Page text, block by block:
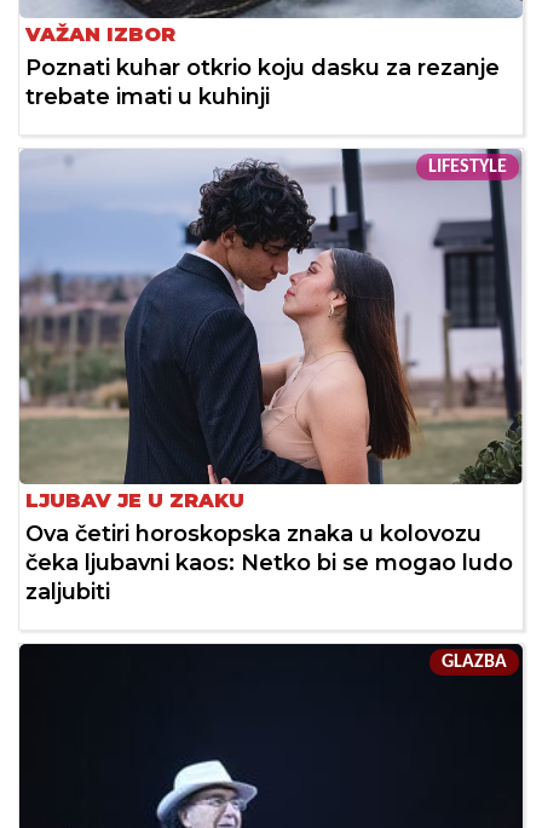
VAŽAN IZBOR
Poznati kuhar otkrio koju dasku za rezanje
trebate imati u kuhinji
LIFESTYLE
LJUBAV JE U ZRAKU
Ova četiri horoskopska znaka u kolovozu
čeka ljubavni kaos: Netko bi se mogao ludo
zaljubiti
GLAZBA